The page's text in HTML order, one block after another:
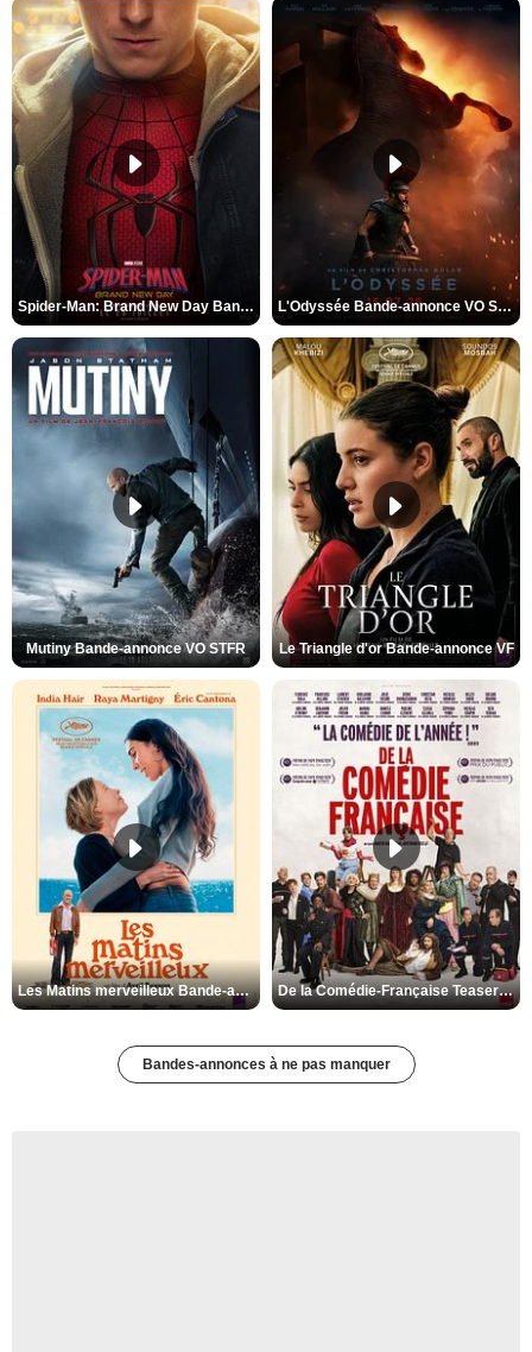
Spider-Man: Brand New Day Bande-annonce VO STFR L'Odyssée Bande-annonce VO STFR
Mutiny Bande-annonce VO STFR Le Triangle d'or Bande-annonce VF
Les Matins merveilleux Bande-annonce VF De la Comédie-Française Teaser VF
Bandes-annonces à ne pas manquer